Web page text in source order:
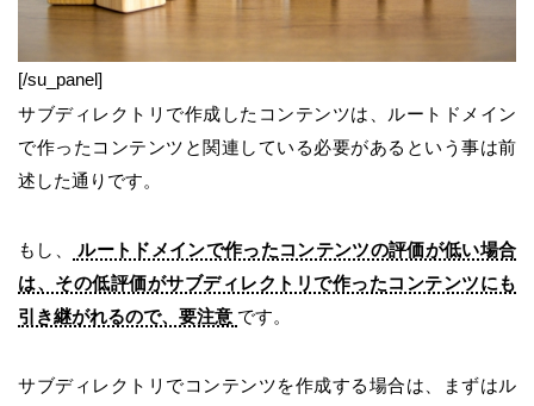
[/su_panel]
サブディレクトリで作成したコンテンツは、ルートドメイン
で作ったコンテンツと関連している必要があるという事は前
述した通りです。
もし、
ルートドメインで作ったコンテンツの評価が低い場合
は、その低評価がサブディレクトリで作ったコンテンツにも
引き継がれるので、要注意 です。
サブディレクトリでコンテンツを作成する場合は、まずはル